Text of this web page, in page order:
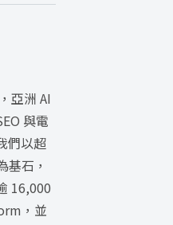
亞洲 AI
與電
們以超
基石，
16,000
，並